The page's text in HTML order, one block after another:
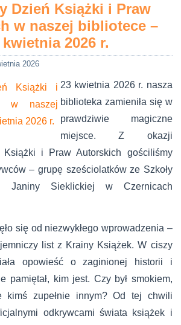
Dzień Książki i Praw
w naszej bibliotece –
kwietnia 2026 r.
2026
23 kwietnia 2026 r. nasza
biblioteka zamieniła się w
prawdziwie magiczne
miejsce. Z okazji
Książki i Praw Autorskich gościliśmy
– grupę sześciolatków ze Szkoły
Janiny Sieklickiej w Czernicach
się od niezwykłego wprowadzenia –
list z Krainy Książek. W ciszy
opowieść o zaginionej historii i
pamiętał, kim jest. Czy był smokiem,
kimś zupełnie innym? Od tej chwili
odkrywcami świata książek i